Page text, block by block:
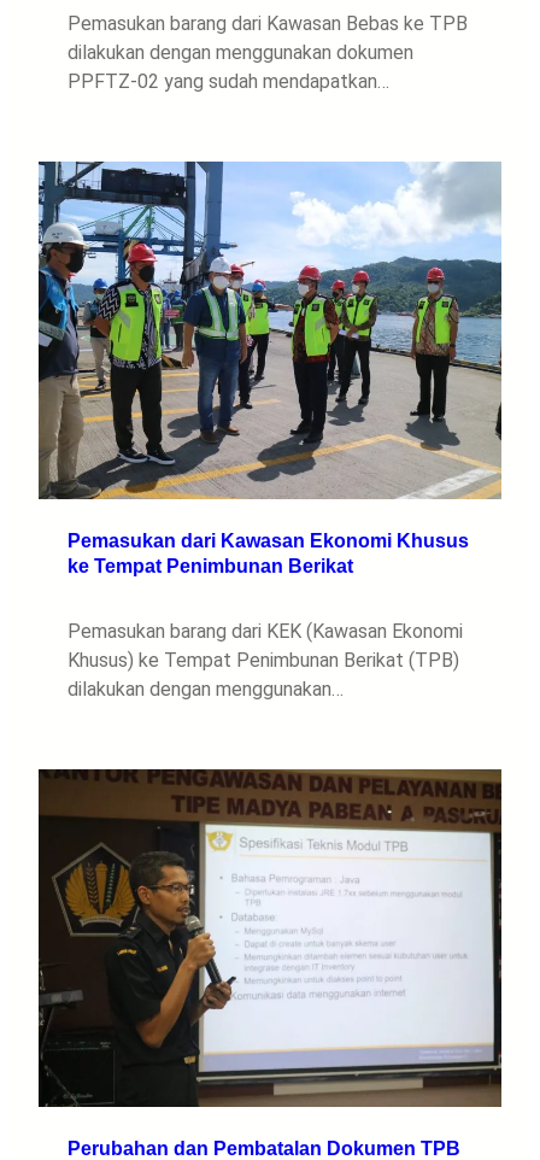
Pemasukan barang dari Kawasan Bebas ke TPB
dilakukan dengan menggunakan dokumen
PPFTZ-02 yang sudah mendapatkan…
Pemasukan dari Kawasan Ekonomi Khusus
ke Tempat Penimbunan Berikat
Pemasukan barang dari KEK (Kawasan Ekonomi
Khusus) ke Tempat Penimbunan Berikat (TPB)
dilakukan dengan menggunakan…
Perubahan dan Pembatalan Dokumen TPB